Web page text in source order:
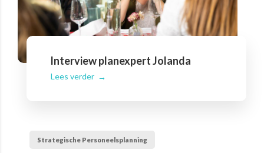
Interview planexpert Jolanda
Lees verder
Strategische Personeelsplanning